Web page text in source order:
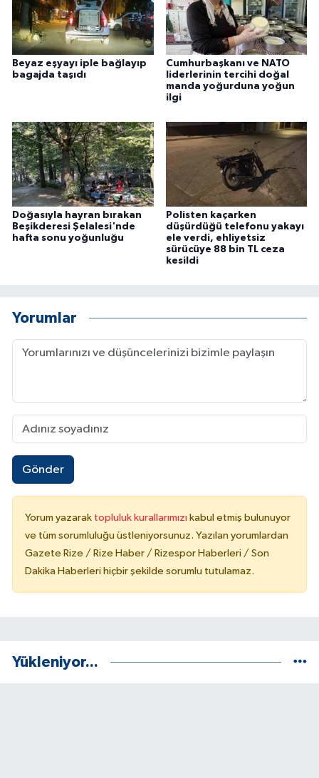
Beyaz eşyayı iple bağlayıp
bagajda taşıdı
Cumhurbaşkanı ve NATO
liderlerinin tercihi doğal
manda yoğurduna yoğun
ilgi
Doğasıyla hayran bırakan
Beşikderesi Şelalesi'nde
hafta sonu yoğunluğu
Polisten kaçarken
düşürdüğü telefonu yakayı
ele verdi, ehliyetsiz
sürücüye 88 bin TL ceza
kesildi
Yorumlar
Gönder
Yorum yazarak topluluk kurallarımızı kabul etmiş bulunuyor
ve tüm sorumluluğu üstleniyorsunuz. Yazılan yorumlardan
Gazete Rize / Rize Haber / Rizespor Haberleri / Son
Dakika Haberleri hiçbir şekilde sorumlu tutulamaz.
Yükleniyor...
SİYASET
SPOR HABERLERİ
TEKNOLOJİ
ÜLKE GÜNDEMİ
YAŞAM
YEREL